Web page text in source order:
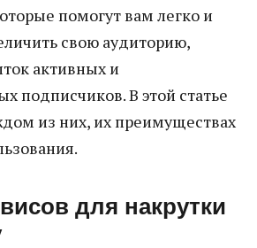
помогут вам легко и
свою аудиторию,
активных и
подписчиков. В этой статье
из них, их преимуществах
для накрутки